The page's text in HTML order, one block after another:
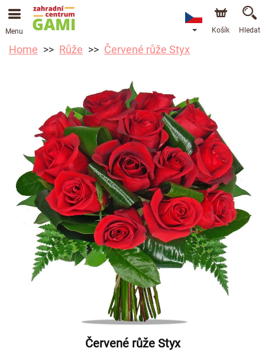
Menu Košík Hledat
Home Růže Červené růže Styx
Červené růže Styx